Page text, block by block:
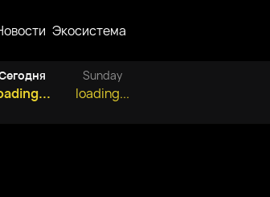
Экосистема
Sunday
loading...